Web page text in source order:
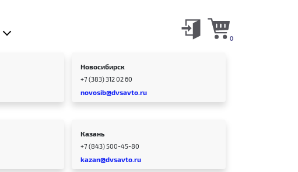
0
Новосибирск
+7 (383) 312 02 60
novosib@dvsavto.ru
Казань
+7 (843) 500-45-80
kazan@dvsavto.ru